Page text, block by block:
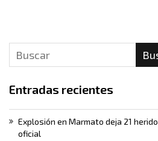
Entradas recientes
Explosión en Marmato deja 21
oficial